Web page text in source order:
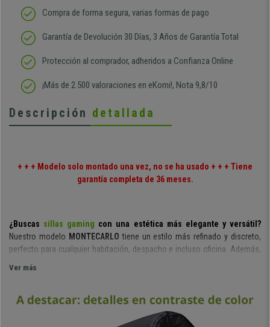
Compra de forma segura, varias formas de pago
Garantía de Devolución 30 Días, 3 Años de Garantía Total
Protección al comprador, adheridos a Confianza Online
¡Más de 2.500 valoraciones en eKomi!, Nota 9,8/10
Descripción detallada
+ + + Modelo solo montado una vez, no se ha usado + + + Tiene
garantía completa de 36 meses.
¿Buscas sillas gaming con una estética más elegante y versátil?
Nuestro modelo MONTECARLO tiene un estilo más refinado y discreto,
perfecto para cualquier habitación, despacho e incluso oficina. Además,
El respaldo es ergonómico, con reposacabezas acolchado
. Si nos fijamos en sus estudiadas formas podremos apreciar
que estamos ante un producto superior, más cómodo y que favorece una
Ver más